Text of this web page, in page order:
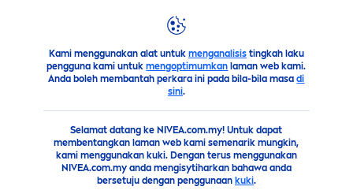
Kami menggunakan alat untuk menganalisistingkah laku
pengguna kami untukmengoptimumkan laman web kami.
Anda boleh membantah perkara ini pada bila-bila masadi
sini.
Selamat datang ke NIVEA.com.my! Untuk dapat
membentangkan laman web kami semenarik mungkin,
kami menggunakan kuki. Dengan terus menggunakan
NIVEA.com.my anda mengisytiharkan bahawa anda
bersetuju dengan penggunaan kuki.
VITAMIN
PROTECTGOLDEN FRUIT